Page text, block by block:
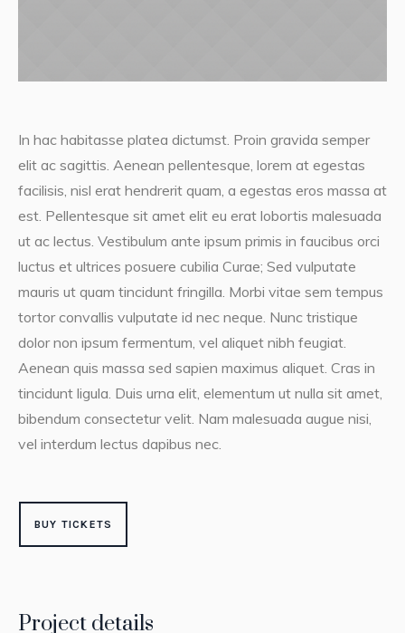
Project details
In hac habitasse platea dictumst. Proin gravida semper
elit ac sagittis. Aenean pellentesque, lorem at egestas
facilisis, nisl erat hendrerit quam, a egestas eros massa at
est. Pellentesque sit amet elit eu erat lobortis malesuada
ut ac lectus. Vestibulum ante ipsum primis in faucibus orci
luctus et ultrices posuere cubilia Curae; Sed vulputate
mauris ut quam tincidunt fringilla. Morbi vitae sem tempus
tortor convallis vulputate id nec neque. Nunc tristique
dolor non ipsum fermentum, vel aliquet nibh feugiat.
Aenean quis massa sed sapien maximus aliquet. Cras in
tincidunt ligula. Duis urna elit, elementum ut nulla sit amet,
bibendum consectetur velit. Nam malesuada augue nisi,
vel interdum lectus dapibus nec.
BUY TICKETS